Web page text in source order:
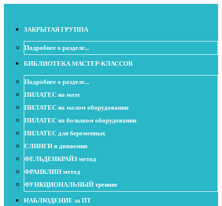
ЗАКРЫТАЯ ГРУППА
Подробнее о разделе...
БИБЛИОТЕКА МАСТЕР-КЛАССОВ
Подробнее о разделе...
ПИЛАТЕС на мате
ПИЛАТЕС на малом оборудовании
ПИЛАТЕС на большом оборудовании
ПИЛАТЕС для беременных
СЛИНГИ в движении
ФЕЛЬДЕНКРАЙЗ метод
ФРАНКЛИН метод
ФУНКЦИОНАЛЬНЫЙ тренинг
НАБЛЮДЕНИЕ за ПТ